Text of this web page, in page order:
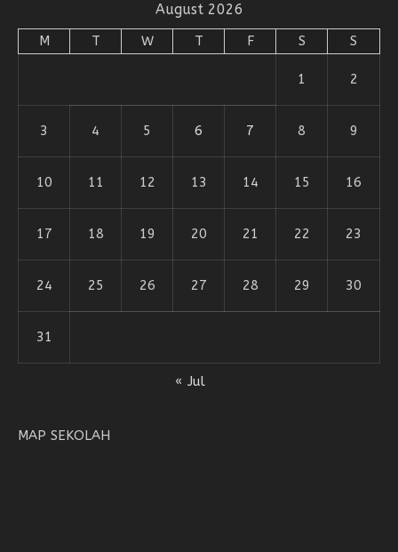
August 2026
M T W T F S S
1 2
3 4 5 6 7 8 9
10 11 12 13 14 15 16
17 18 19 20 21 22 23
24 25 26 27 28 29 30
31
« Jul
MAP SEKOLAH